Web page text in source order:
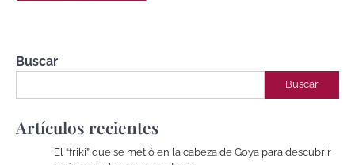
Buscar
Buscar
Artículos recientes
El “friki” que se metió en la cabeza de Goya para descubrir